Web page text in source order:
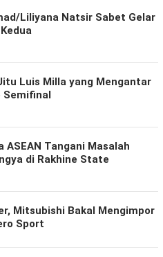
Liliyana Natsir Sabet Gelar
Luis Milla yang Mengantar
Semifinal
ASEAN Tangani Masalah
di Rakhine State
Mitsubishi Bakal Mengimpor
Sport